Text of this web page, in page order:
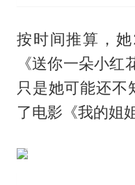
按时间推算，
《送你一朵小红
只是她可能还不
了电影《我的姐